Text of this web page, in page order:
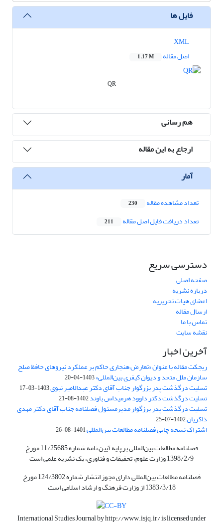
فایل ها
اصل مقاله
1.17 M
QR
هم رسانی
ارجاع به این مقاله
آمار
تعداد مشاهده مقاله 230
تعداد دریافت فایل اصل مقاله 211
دسترسی سریع
صفحه اصلی
درباره نشریه
اعضای هیات تحریریه
ارسال مقاله
تماس با ما
نقشه سایت
آخرین اخبار
ریجکت مقاله با عنوان «تعارض هنجاری حاکم بر عملکرد نیروهای حافظ صلح
سازمان ملل متحد و دیوان کیفری بین‌المللی»1403-04-20
تسلیت درگذشت پدر بزرگوار جناب آقای دکتر عبدالامیر نبوی1403-03-17
تسلیت درگذشت دکتر داوود هرمیداس باوند1402-08-21
تسلیت درگذشت پدر برزگوار مدیرمسئول فصلنامه جناب آقای دکتر مهدی
ذاکریان1402-07-25
اشتراک نسخه چاپی فصلنامه مطالعات بین‌المللی1401-08-26
فصلنامه مطالعات بین‌المللی بر پایه آیین نامه شماره 11/25685 مورخ
1398/2/9 وزارت علوم، تحقیقات و فناوری، یک نشریه علمی است
فصلنامه مطالعات بین‌المللی دارای مجوز انتشار شماره 124/3802 مورخ
1383/3/18 از وزارت فرهنگ و ارشاد اسلامی است
International Studies Journal byhttp://www.isjq.ir/is licensed under